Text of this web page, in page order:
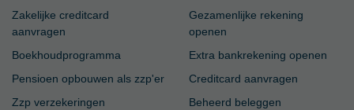
Zakelijke creditcard
aanvragen
Boekhoudprogramma
Pensioen opbouwen als zzp'er
Zzp verzekeringen
Gezamenlijke rekening
openen
Extra bankrekening openen
Creditcard aanvragen
Beheerd beleggen